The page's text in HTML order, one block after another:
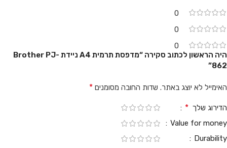
0
0
0
היה הראשון לכתוב סקירה “מדפסת תרמית A4 ניידת Brother PJ-
862”
האימייל לא יוצג באתר. שדות החובה מסומנים *
הדירוג שלך *
Value for money
Durability